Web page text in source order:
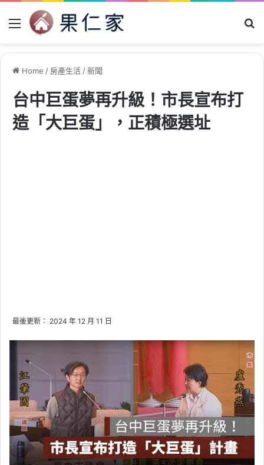
Menu
Home / 房產生活/新聞
台中巨蛋夢再升級！市長宣布打
造「大巨蛋」，正積極選址
最後更新： 2024 年 12 月 11 日